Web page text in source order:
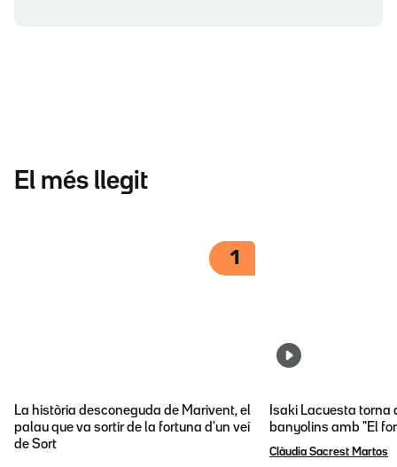
El més llegit
1
La història desconeguda de Marivent, el
palau que va sortir de la fortuna d'un veí
de Sort
Isaki Lacuesta torna
banyolins amb "El
Clàudia Sacrest Martos